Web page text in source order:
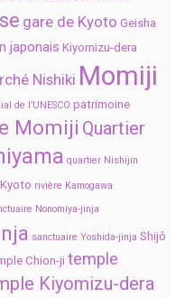
gare de Kyoto Geisha
japonais Kiyomizu-dera
Nishiki Momiji
de l’UNESCO patrimoine
Momiji Quartier
quartier Nishijin
rivière Kamogawa
Nonomiya-jinja
sanctuaire Yoshida-jinja Shijô
Chion-ji temple
Kiyomizu-dera